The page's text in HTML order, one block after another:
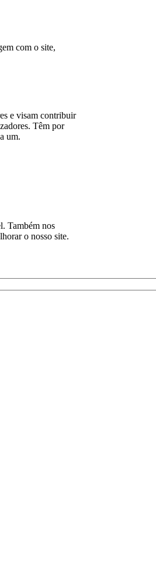
com o site,
e visam contribuir
Têm por
um.
Também nos
o nosso site.